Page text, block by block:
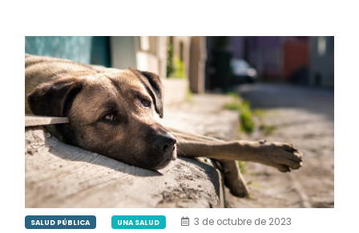
SALUD PÚBLICA UNA SALUD 3 de octubre de 2023